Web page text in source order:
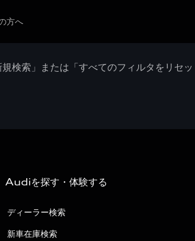
方へ
検索」または「すべてのフィルタをリセ
Audiを探す・体験する
ディーラー検索
新車在庫検索